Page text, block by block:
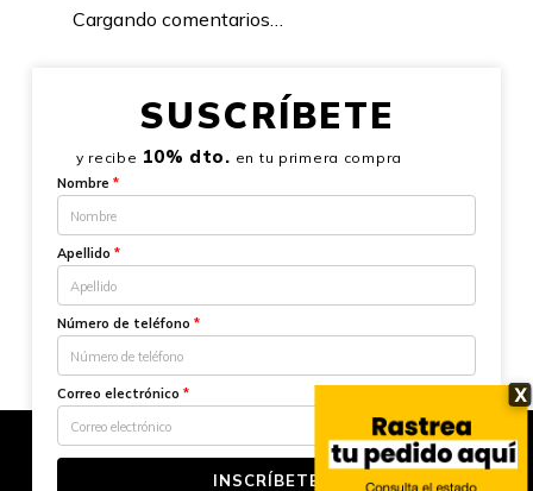
X
Cargando comentarios…
SUSCRÍBETE
y recibe 10% dto. en tu primera compra
Nombre *
Apellido *
Número de teléfono *
Correo electrónico *
INSCRÍBETE